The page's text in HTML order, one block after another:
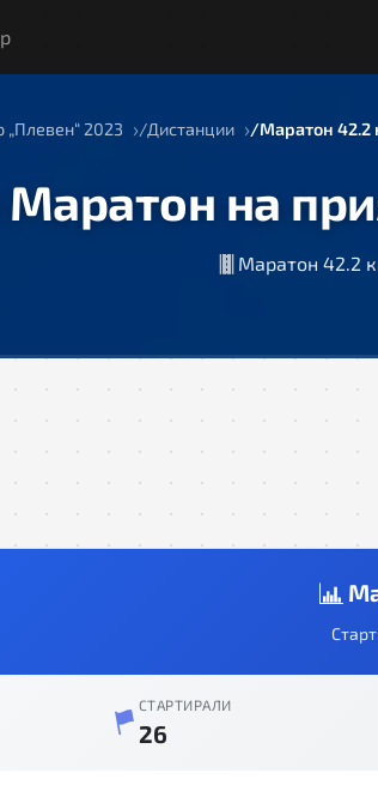
2023 Дистанции Маратон 42.2
на
Маратон 42.2
СТАРТИРАЛИ
26